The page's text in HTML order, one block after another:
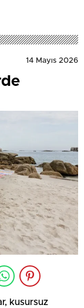
14 Mayıs 2026
kusursuz